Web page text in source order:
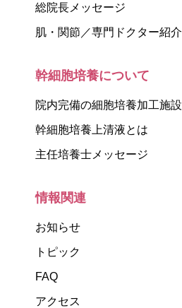
総院長メッセージ
肌・関節／専門ドクター紹介
幹細胞培養について
院内完備の細胞培養加工施設
幹細胞培養上清液とは
主任培養士メッセージ
情報関連
お知らせ
トピック
FAQ
アクセス